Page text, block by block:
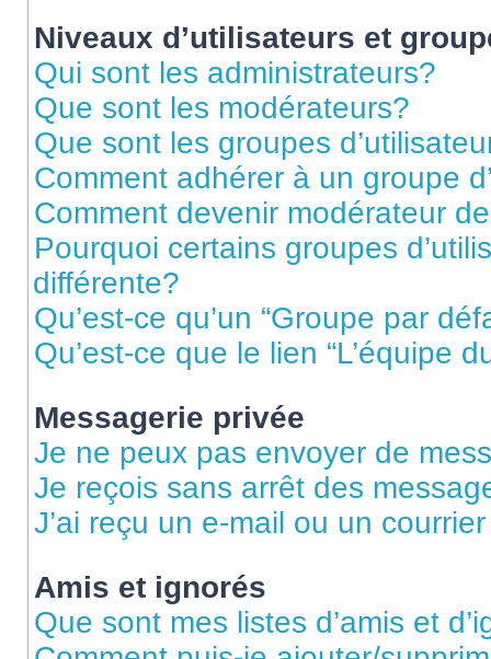
Niveaux d’utilisateurs et
Qui sont les administrateurs?
Que sont les modérateurs?
Que sont les groupes
Comment adhérer à un groupe
Comment devenir modérateur
Pourquoi certains groupes
différente?
Qu’est-ce qu’un “Groupe par
Qu’est-ce que le lien “L’équipe
Messagerie privée
Je ne peux pas envoyer de
Je reçois sans arrêt des
J’ai reçu un e-mail ou un
Amis et ignorés
Que sont mes listes d’amis et